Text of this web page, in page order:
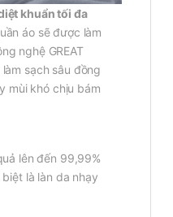
khuẩn tối đa
áo sẽ được làm
nghệ GREAT
sạch sâu đồng
mùi khó chịu bám
lên đến 99,99%
là làn da nhạy